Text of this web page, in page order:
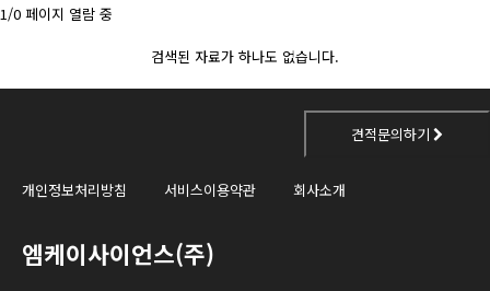
1/0 페이지 열람 중
검색된 자료가 하나도 없습니다.
견적문의하기
개인정보처리방침 서비스이용약관 회사소개
엠케이사이언스(주)